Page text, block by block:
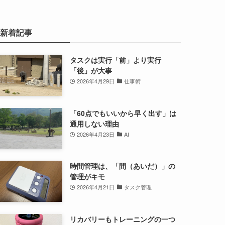
新着記事
タスクは実行「前」より実行
「後」が大事
2026年4月29日 仕事術
「60点でもいいから早く出す」は
通用しない理由
2026年4月23日 AI
時間管理は、「間（あいだ）」の
管理がキモ
2026年4月21日 タスク管理
リカバリーもトレーニングの一つ